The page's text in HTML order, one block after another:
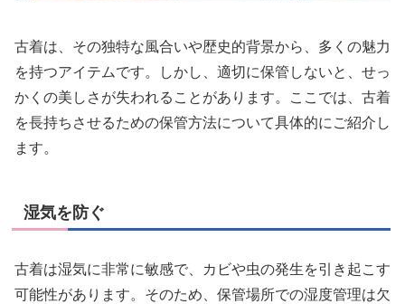
古着は、その独特な風合いや歴史的背景から、多くの魅力
を持つアイテムです。しかし、適切に保管しないと、せっ
かくの美しさが失われることがあります。ここでは、古着
を長持ちさせるための保管方法について具体的にご紹介し
ます。
湿気を防ぐ
古着は湿気に非常に敏感で、カビや虫の発生を引き起こす
可能性があります。そのため、保管場所での湿度管理は欠